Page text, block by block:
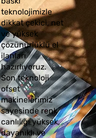
teknolojimizle
dikkat çekici, net
ve yüksek
çözünürlüklü el
ilanları
hazırlıyoruz.
Son teknoloji
ofset
makinelerimiz
sayesinde renk
canlılığı yüksek,
dayanıklı ve